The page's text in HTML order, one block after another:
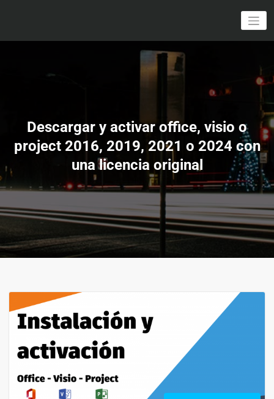
Descargar y activar office, visio o
project 2016, 2019, 2021 o 2024 con
una licencia original